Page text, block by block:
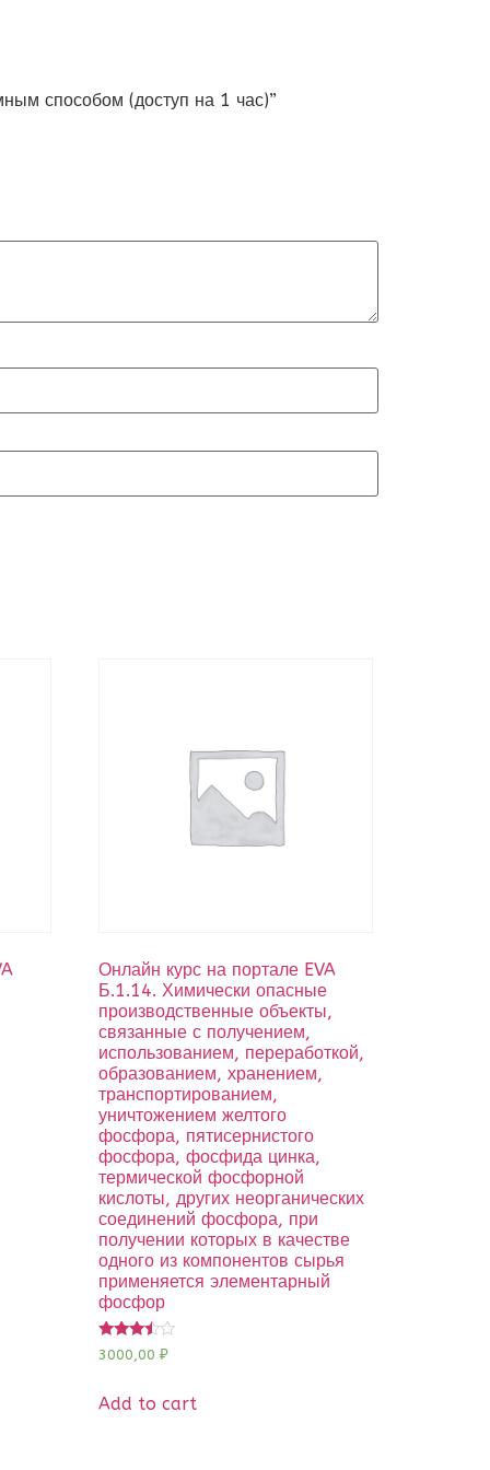
способом (доступ на 1 час)”
Онлайн курс на портале EVA
Б.1.14. Химически опасные
производственные объекты,
связанные с получением,
использованием, переработкой,
образованием, хранением,
транспортированием,
уничтожением желтого
фосфора, пятисернистого
фосфора, фосфида цинка,
термической фосфорной
кислоты, других неорганических
соединений фосфора, при
получении которых в качестве
одного из компонентов сырья
применяется элементарный
фосфор
Rated
3.33
3000,00₽
Add to cart